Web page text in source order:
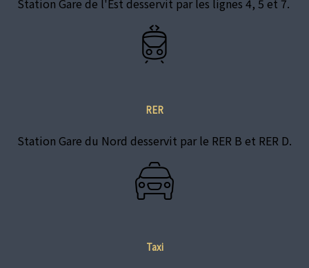
Station Gare de l'Est desservit par les lignes 4, 5 et 7.
RER
Station Gare du Nord desservit par le RER B et RER D.
Taxi